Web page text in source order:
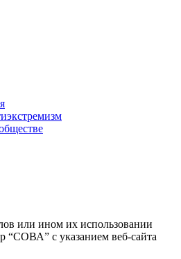
или ином их использовании
“СОВА” с указанием веб-сайта